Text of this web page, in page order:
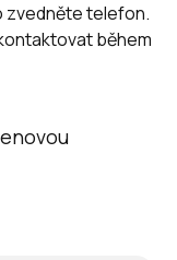
zvedněte telefon.
během